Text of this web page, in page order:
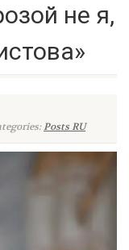
не я,
Posts RU